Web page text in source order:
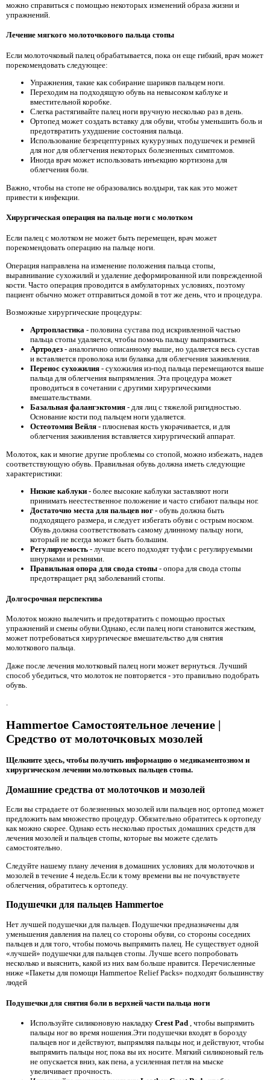
можно справиться с помощью некоторых изменений образа жизни и
упражнений.
Лечение мягкого молоточкового пальца стопы
Если молоточковый палец обрабатывается, пока он еще гибкий, врач может
порекомендовать следующее:
Упражнения, такие как собирание шариков пальцем ноги.
Переходим на подходящую обувь на невысоком каблуке и
вместительной коробке.
Слегка растягивайте палец ноги вручную несколько раз в день.
Ортопед может создать вставку для обуви, чтобы уменьшить боль и
предотвратить ухудшение состояния пальца.
Использование безрецептурных кукурузных подушечек и ремней
для ног для облегчения некоторых болезненных симптомов.
Иногда врач может использовать инъекцию кортизона для
облегчения боли.
Важно, чтобы на стопе не образовались волдыри, так как это может
привести к инфекции.
Хирургическая операция на пальце ноги с молотком
Если палец с молотком не может быть перемещен, врач может
порекомендовать операцию на пальце ноги.
Операция направлена ​​на изменение положения пальца стопы,
выравнивание сухожилий и удаление деформированной или поврежденной
кости. Часто операция проводится в амбулаторных условиях, поэтому
пациент обычно может отправиться домой в тот же день, что и процедура.
Возможные хирургические процедуры:
Артропластика - половина сустава под искривленной частью
пальца стопы удаляется, чтобы помочь пальцу выпрямиться.
Артродез - аналогично описанному выше, но удаляется весь сустав
и вставляется проволока или булавка для облегчения заживления.
Перенос сухожилия - сухожилия из-под пальца перемещаются выше
пальца для облегчения выпрямления. Эта процедура может
проводиться в сочетании с другими хирургическими
вмешательствами.
Базальная фалангэктомия - для лиц с тяжелой ригидностью.
Основание кости под пальцем ноги удаляется.
Остеотомия Вейля - плюсневая кость укорачивается, и для
облегчения заживления вставляется хирургический аппарат.
Молоток, как и многие другие проблемы со стопой, можно избежать, надев
соответствующую обувь. Правильная обувь должна иметь следующие
характеристики:
Низкие каблуки - более высокие каблуки заставляют ноги
принимать неестественное положение и часто сгибают пальцы ног.
Достаточно места для пальцев ног - обувь должна быть
подходящего размера, и следует избегать обуви с острым носком.
Обувь должна соответствовать самому длинному пальцу ноги,
который не всегда может быть большим.
Регулируемость - лучше всего подходят туфли с регулируемыми
шнурками и ремнями.
Правильная опора для свода стопы - опора для свода стопы
предотвращает ряд заболеваний стопы.
Долгосрочная перспектива
Молоток можно вылечить и предотвратить с помощью простых
упражнений и смены обуви.Однако, если палец ноги становится жестким,
может потребоваться хирургическое вмешательство для снятия
молоткового пальца.
Даже после лечения молотковый палец ноги может вернуться. Лучший
способ убедиться, что молоток не повторяется - это правильно подобрать
обувь.
Hammertoe Самостоятельное лечение |
Средство от молоточковых мозолей
Щелкните здесь, чтобы получить информацию о медикаментозном и
хирургическом лечении молотковых пальцев стопы.
Домашние средства от молоточков и мозолей
Если вы страдаете от болезненных мозолей или пальцев ног, ортопед может
предложить вам множество процедур. Обязательно обратитесь к ортопеду
как можно скорее. Однако есть несколько простых домашних средств для
лечения мозолей и пальцев стопы, которые вы можете сделать
самостоятельно.
Следуйте нашему плану лечения в домашних условиях для молоточков и
мозолей в течение 4 недель.Если к тому времени вы не почувствуете
облегчения, обратитесь к ортопеду.
Подушечки для пальцев Hammertoe
Нет лучшей подушечки для пальцев. Подушечки предназначены для
уменьшения давления на палец со стороны обуви, со стороны соседних
пальцев и для того, чтобы помочь выпрямить палец. Не существует одной
«лучшей» подушечки для пальцев стопы. Лучше всего попробовать
несколько и выяснить, какой из них вам больше нравится. Перечисленные
ниже «Пакеты для помощи Hammertoe Relief Packs» подходят большинству
людей
Подушечки для снятия боли в верхней части пальца ноги
Используйте силиконовую накладку Crest Pad , чтобы выпрямить
пальцы ног во время ношения.Эти подушечки входят в борозду
пальцев ног и действуют, выпрямляя пальцы ног, и действуют, чтобы
выпрямить пальцы ног, пока вы их носите. Мягкий силиконовый гель
не опускается вниз, как пена, а усиленная петля на мыске
увеличивает прочность.